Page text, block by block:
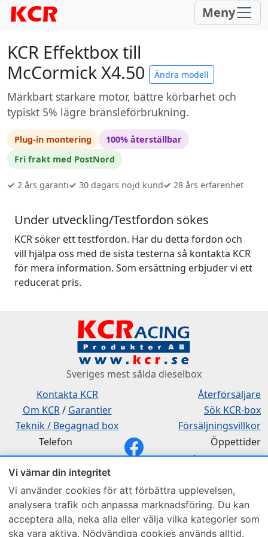
Vi värnar din integritet
Vi använder cookies för att förbättra upplevelsen,
analysera trafik och anpassa marknadsföring. Du kan
acceptera alla, neka alla eller välja vilka kategorier som
ska vara aktiva. Nödvändiga cookies används alltid.
Meny
KCR Effektbox till
McCormick X4.50
Ändra modell
Märkbart starkare motor, bättre körbarhet och
typiskt 5% lägre bränsleförbrukning.
Plug-in montering
100% återställbar
Fri frakt med PostNord
✓ 2 års garanti✓ 30 dagars nöjd kund✓ 28 års erfarenhet
Under utveckling/Testfordon sökes
KCR söker ett testfordon. Har du detta fordon och
vill hjälpa oss med de sista testerna så kontakta KCR
för mera information. Som ersättning erbjuder vi ett
reducerat pris.
Sveriges mest sålda dieselbox
Kontakta KCR
Om KCR/ Garantier
Teknik / Begagnad box
Återförsäljare
Sök KCR-box
Försäljningsvillkor
Telefon
0515-801 50
Öppettider
Mån-Tor 8:00-16:30